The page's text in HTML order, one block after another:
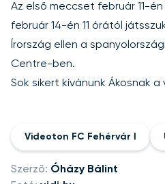
Az első meccset február 11-
február 14-én 11 órától
Írország ellen a
Centre-ben.
Sok sikert kívánunk Ákosnak
Videoton FC Fehérvár I
Szerző: Óházy Bálint